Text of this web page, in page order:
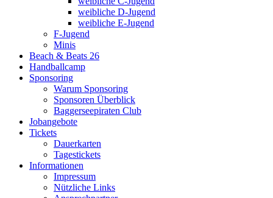
weibliche D-Jugend
weibliche E-Jugend
F-Jugend
Minis
Beach & Beats 26
Handballcamp
Sponsoring
Warum Sponsoring
Sponsoren Überblick
Baggerseepiraten Club
Jobangebote
Tickets
Dauerkarten
Tagestickets
Informationen
Impressum
Nützliche Links